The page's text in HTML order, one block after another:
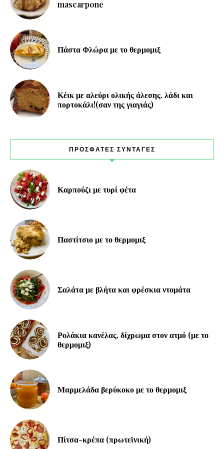
mascarpone
Πάστα Φλώρα με το θερμομιξ
Κέικ με αλεύρι ολικής άλεσης, λάδι και
πορτοκάλι!(σαν της γιαγιάς)
ΠΡΟΣΦΑΤΕΣ ΣΥΝΤΑΓΕΣ
Καρπούζι με τυρί φέτα
Παστίτσιο με το θερμομιξ
Σαλάτα με βλήτα και φρέσκια ντομάτα
Ρολάκια κανέλας, δίχρωμα στον ατμό (με το
θερμομιξ)
Μαρμελάδα βερύκοκο με το θερμομιξ
Πίτσα-κρέπα (πρωτεϊνική)